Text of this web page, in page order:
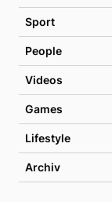
Sport
People
Videos
Games
Lifestyle
Archiv